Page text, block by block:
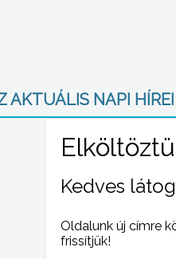
AKTUÁLIS NAPI HÍREI
Kedves
Oldalunk új címre
frissítjük!